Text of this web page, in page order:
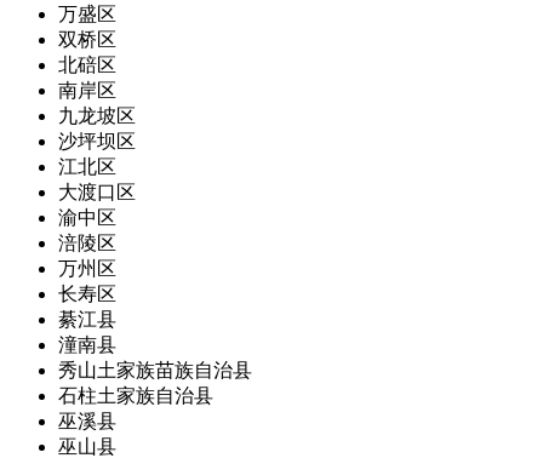
万盛区
双桥区
北碚区
南岸区
九龙坡区
沙坪坝区
江北区
大渡口区
渝中区
涪陵区
万州区
长寿区
綦江县
潼南县
秀山土家族苗族自治县
石柱土家族自治县
巫溪县
巫山县